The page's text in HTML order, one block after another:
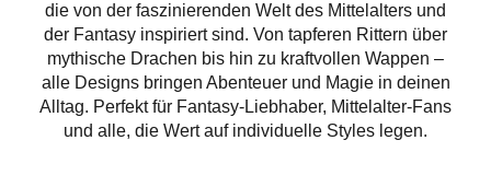
die von der faszinierenden Welt des Mittelalters und
der Fantasy inspiriert sind. Von tapferen Rittern über
mythische Drachen bis hin zu kraftvollen Wappen –
alle Designs bringen Abenteuer und Magie in deinen
Alltag. Perfekt für Fantasy-Liebhaber, Mittelalter-Fans
und alle, die Wert auf individuelle Styles legen.